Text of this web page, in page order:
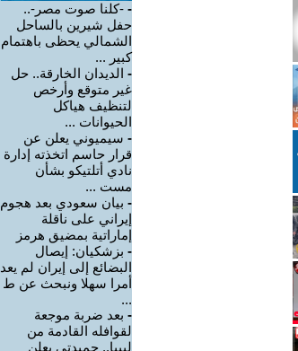
- -كلنا صوت مصر-..
حفل شيرين بالساحل
الشمالي يحظى باهتمام
كبير ...
- الديدان الخارقة.. حل
غير متوقع وأرخص
لتنظيف هياكل
الحيوانات ...
- سيميوني يعلن عن
قرار حاسم اتخذته إدارة
نادي أتلتيكو بشأن
مست ...
- بيان سعودي بعد هجوم
إيراني على ناقلة
إماراتية بمضيق هرمز
- بزشكيان: إيصال
البضائع إلى إيران لم يعد
أمرا سهلا ونبحث عن ط
...
- بعد ضربة موجعة
لقوافله القادمة من
ليبيا.. حميدتي يعلن